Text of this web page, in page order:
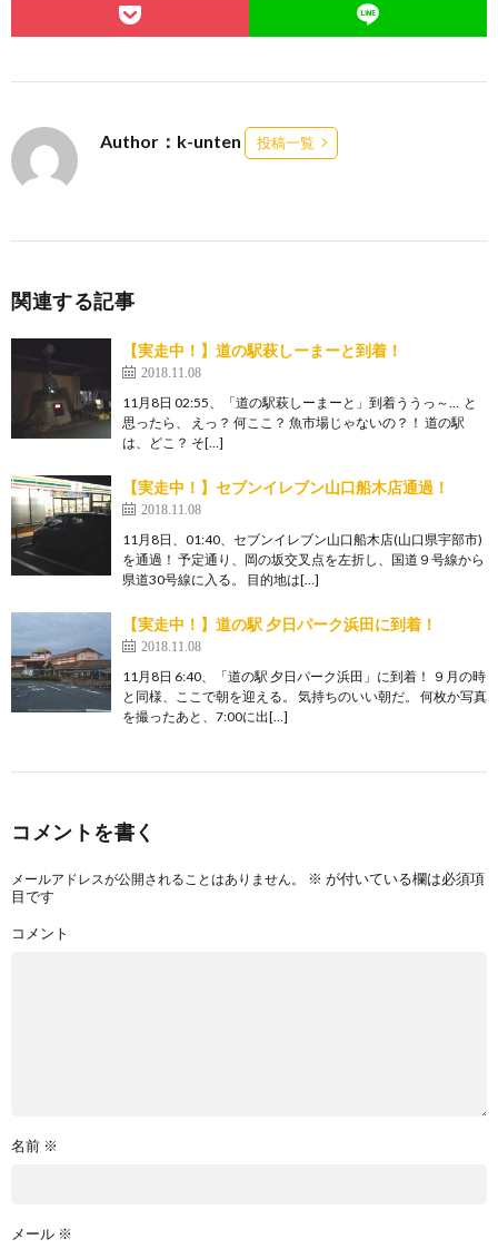
Author：k-unten 投稿一覧
関連する記事
【実走中！】道の駅萩しーまーと到着！
2018.11.08
11月8日 02:55、「道の駅萩しーまーと」到着ううっ～… と
思ったら、 えっ？ 何ここ？ 魚市場じゃないの？！ 道の駅
は、どこ？ そ[…]
【実走中！】セブンイレブン山口船木店通過！
2018.11.08
11月8日、01:40、セブンイレブン山口船木店(山口県宇部市)
を通過！ 予定通り、岡の坂交叉点を左折し、国道９号線から
県道30号線に入る。 目的地は[…]
【実走中！】道の駅 夕日パーク浜田に到着！
2018.11.08
11月8日 6:40、「道の駅 夕日パーク浜田」に到着！ ９月の時
と同様、ここで朝を迎える。 気持ちのいい朝だ。 何枚か写真
を撮ったあと、7:00に出[…]
コメントを書く
メールアドレスが公開されることはありません。 ※ が付いている欄は必須項
目です
コメント
名前 ※
メール ※